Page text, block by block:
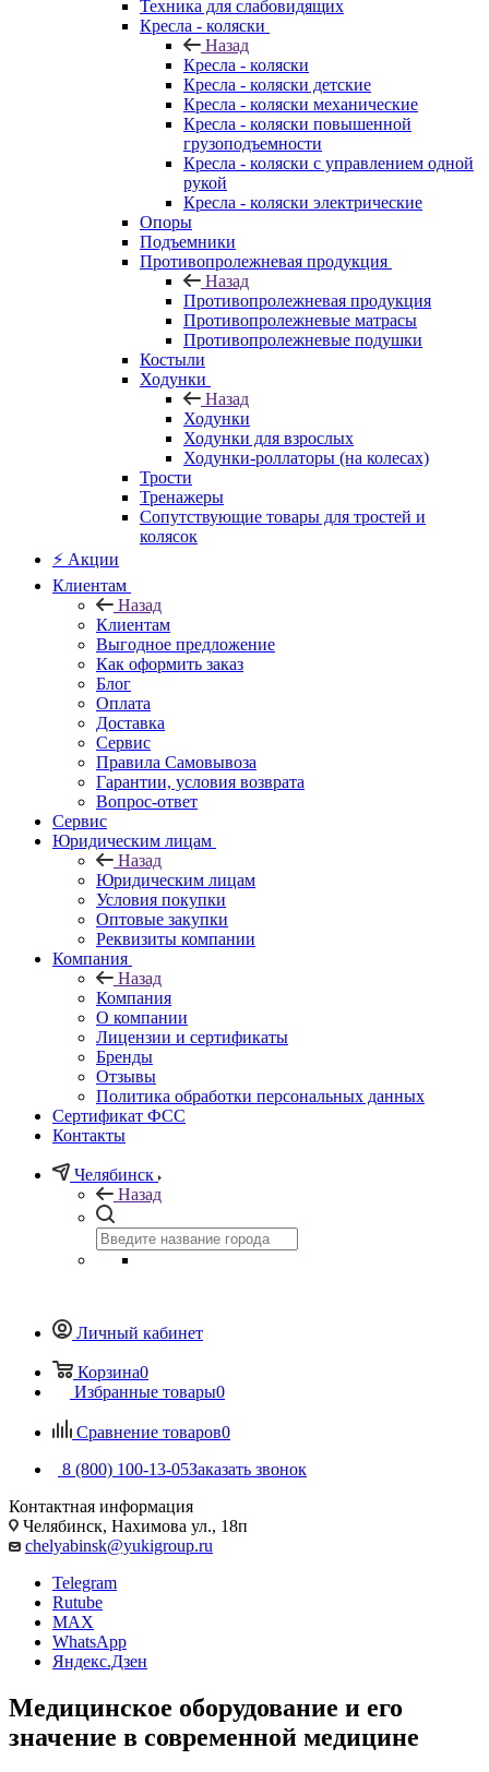
Техника для слабовидящих
Кресла - коляски
Назад
Кресла - коляски
Кресла - коляски детские
Кресла - коляски механические
Кресла - коляски повышенной
грузоподъемности
Кресла - коляски с управлением одной
рукой
Кресла - коляски электрические
Опоры
Подъемники
Противопролежневая продукция
Назад
Противопролежневая продукция
Противопролежневые матрасы
Противопролежневые подушки
Костыли
Ходунки
Назад
Ходунки
Ходунки для взрослых
Ходунки-роллаторы (на колесах)
Трости
Тренажеры
Сопутствующие товары для тростей и
колясок
⚡ Акции
Клиентам
Назад
Клиентам
Выгодное предложение
Как оформить заказ
Блог
Оплата
Доставка
Сервис
Правила Самовывоза
Гарантии, условия возврата
Вопрос-ответ
Сервис
Юридическим лицам
Назад
Юридическим лицам
Условия покупки
Оптовые закупки
Реквизиты компании
Компания
Назад
Компания
О компании
Лицензии и сертификаты
Бренды
Отзывы
Политика обработки персональных данных
Сертификат ФСС
Контакты
Челябинск
Назад
Личный кабинет
Корзина0
Избранные товары0
Сравнение товаров0
8 (800) 100-13-05Заказать звонок
Контактная информация
Челябинск, Нахимова ул., 18п
chelyabinsk@yukigroup.ru
Telegram
Rutube
MAX
WhatsApp
Яндекс.Дзен
Медицинское оборудование и его
значение в современной медицине